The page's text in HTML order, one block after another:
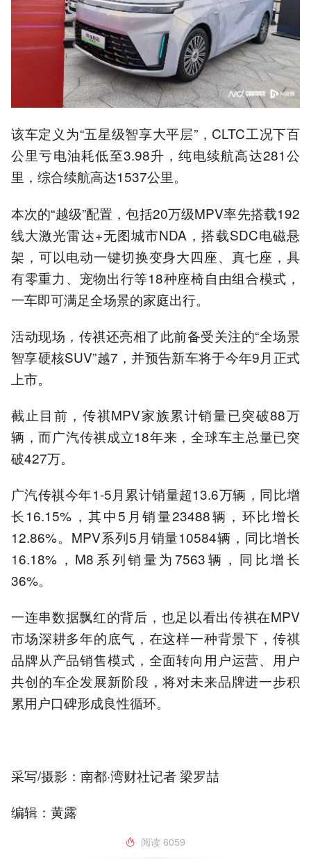
该车定义为“五星级智享大平层”，CLTC工况下百
公里亏电油耗低至3.98升，纯电续航高达281公
里，综合续航高达1537公里。
本次的“越级”配置，包括20万级MPV率先搭载192
线大激光雷达+无图城市NDA，搭载SDC电磁悬
架，可以电动一键切换变身大四座、真七座，具
有零重力、宠物出行等18种座椅自由组合模式，
一车即可满足全场景的家庭出行。
活动现场，传祺还亮相了此前备受关注的“全场景
智享硬核SUV”越7，并预告新车将于今年9月正式
上市。
截止目前，传祺MPV家族累计销量已突破88万
辆，而广汽传祺成立18年来，全球车主总量已突
破427万。
广汽传祺今年1-5月累计销量超13.6万辆，同比增
长16.15%，其中5月销量23488辆，环比增长
12.86%。MPV系列5月销量10584辆，同比增长
16.18%，M8系列销量为7563辆，同比增长
36%。
一连串数据飘红的背后，也足以看出传祺在MPV
市场深耕多年的底气，在这样一种背景下，传祺
品牌从产品销售模式，全面转向用户运营、用户
共创的车企发展新阶段，将对未来品牌进一步积
累用户口碑形成良性循环。
采写/摄影：南都·湾财社记者 梁罗喆
编辑：黄露
阅读 6059